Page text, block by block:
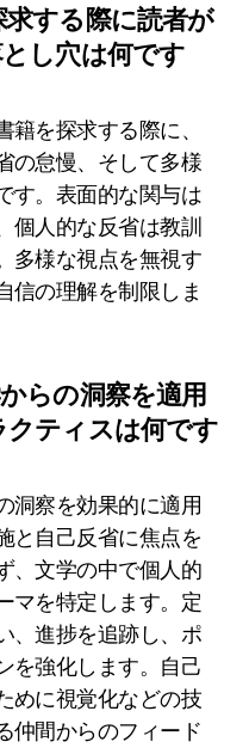
する際に読者が
し穴は何です
を探求する際に、
の怠慢、そして多様
す。表面的な関与は
個人的な反省は教訓
多様な視点を無視す
信の理解を制限しま
らの洞察を適用
ティスは何です
洞察を効果的に適用
と自己反省に焦点を
、文学の中で個人的
マを特定します。定
、進捗を追跡し、ポ
を強化します。自己
めに視覚化などの技
仲間からのフィード